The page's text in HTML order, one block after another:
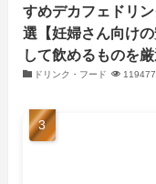
すめデカフェドリ
選【妊婦さん向け
して飲めるものを厳
ドリンク・フード 119477